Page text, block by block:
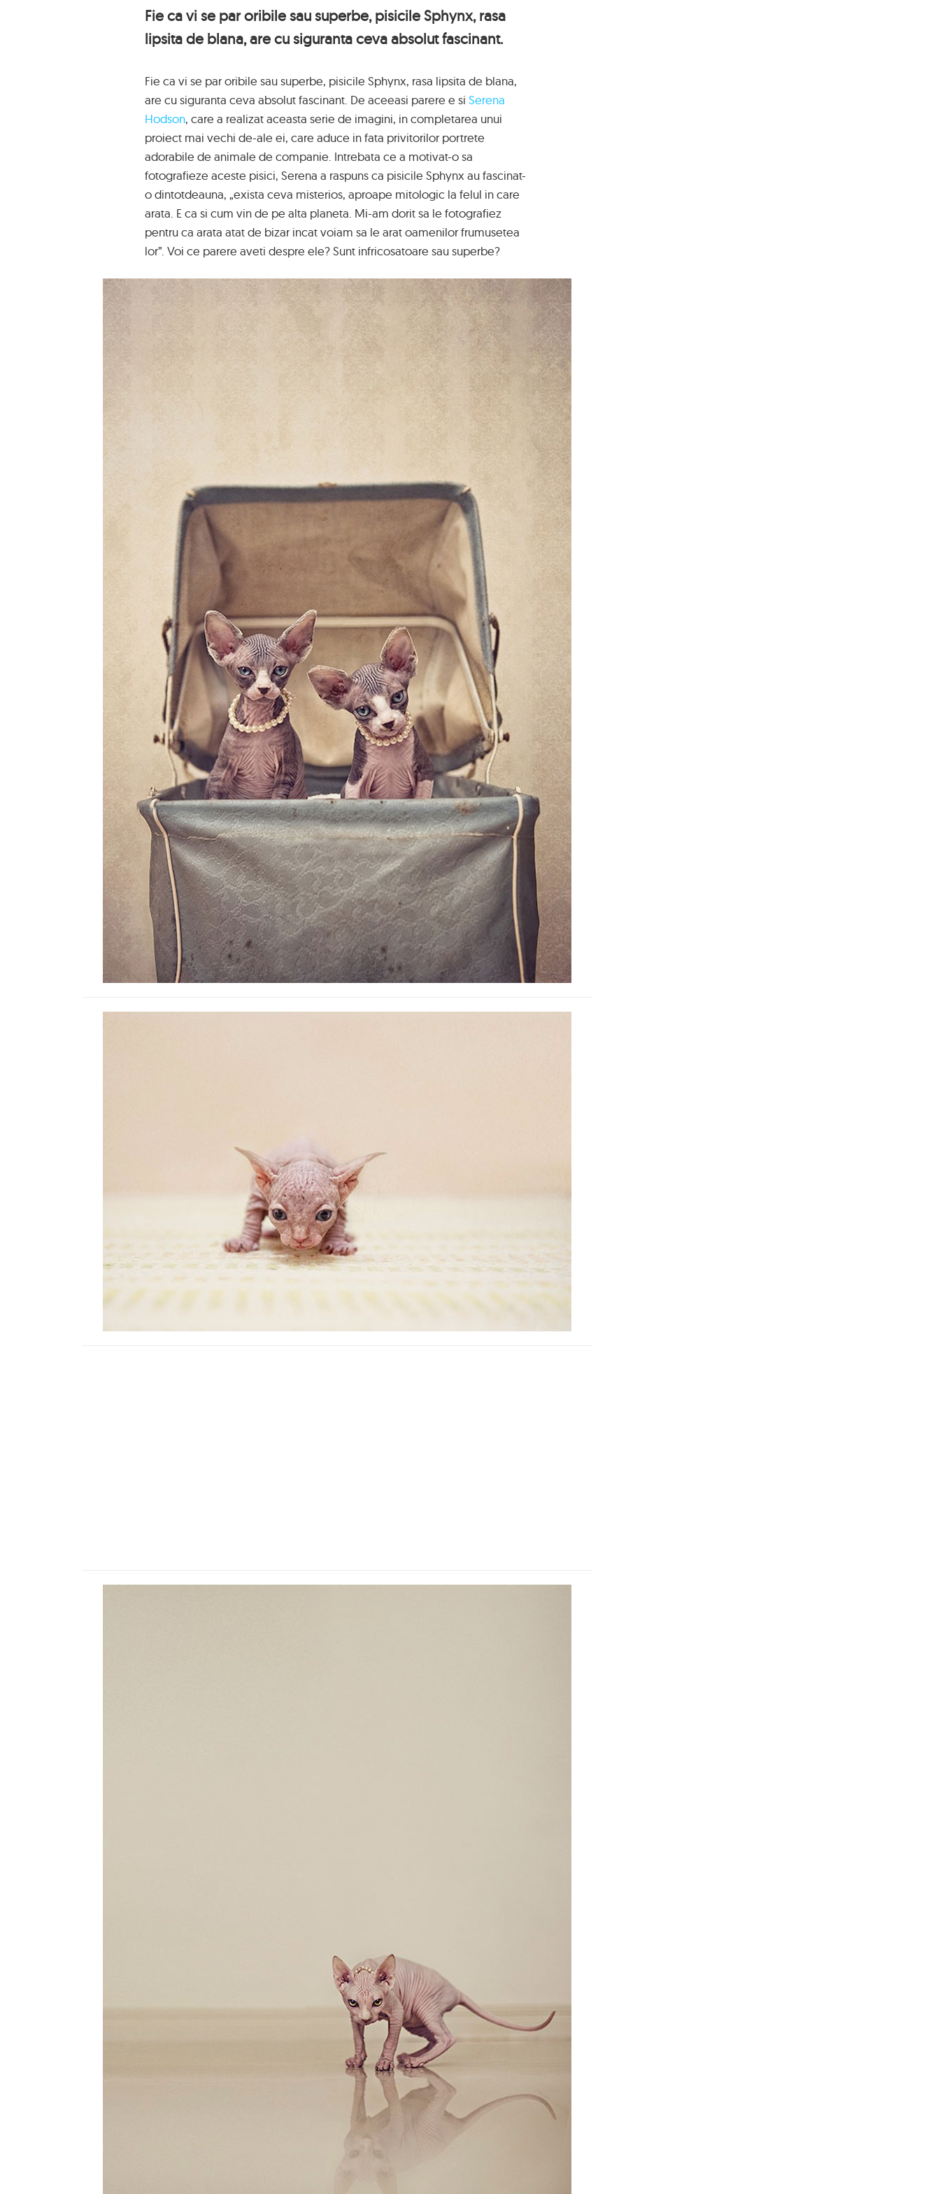
Fie ca vi se par oribile sau superbe, pisicile Sphynx, rasa
lipsita de blana, are cu siguranta ceva absolut fascinant.
Fie ca vi se par oribile sau superbe, pisicile Sphynx, rasa lipsita de blana,
are cu siguranta ceva absolut fascinant. De aceeasi parere e si Serena
Hodson, care a realizat aceasta serie de imagini, in completarea unui
proiect mai vechi de-ale ei, care aduce in fata privitorilor portrete
adorabile de animale de companie. Intrebata ce a motivat-o sa
fotografieze aceste pisici, Serena a raspuns ca pisicile Sphynx au fascinat-
o dintotdeauna, „exista ceva misterios, aproape mitologic la felul in care
arata. E ca si cum vin de pe alta planeta. Mi-am dorit sa le fotografiez
pentru ca arata atat de bizar incat voiam sa le arat oamenilor frumusetea
lor”. Voi ce parere aveti despre ele? Sunt infricosatoare sau superbe?